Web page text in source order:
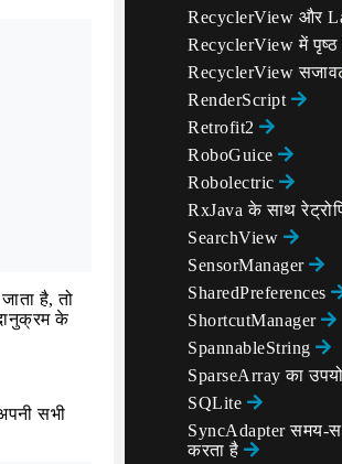
है, तो
के
सभी
RecyclerView और
RecyclerView में
RecyclerView
RenderScript
Retrofit2
RoboGuice
Robolectric
RxJava के साथ
SearchView
SensorManager
SharedPreferences
ShortcutManager
SpannableString
SparseArray का
SQLite
SyncAdapter समय-
करता है